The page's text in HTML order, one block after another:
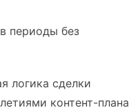
периоды без
логика сделки
контент-плана